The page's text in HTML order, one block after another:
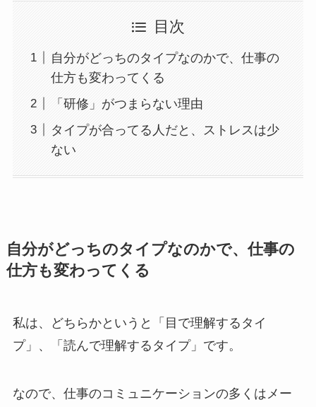
目次
自分がどっちのタイプなのかで、仕事の
仕方も変わってくる
「研修」がつまらない理由
タイプが合ってる人だと、ストレスは少
ない
自分がどっちのタイプなのかで、仕事の
仕方も変わってくる
私は、どちらかというと「目で理解するタイ
プ」、「読んで理解するタイプ」です。
なので、仕事のコミュニケーションの多くはメー